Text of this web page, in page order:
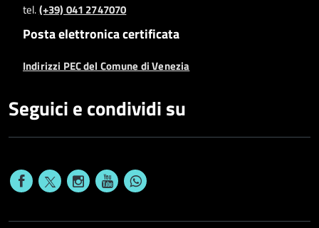
tel.(+39) 041 2747070
Posta elettronica certificata
Indirizzi PEC del Comune di Venezia
Seguici e condividi su